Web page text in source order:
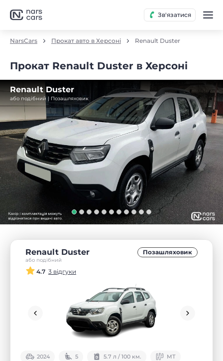
Зв'язатися
NarsCars Прокат авто в Херсоні Renault Duster
Прокат Renault Duster в Херсоні
Renault Duster
або подібний | Позашляховик
Renault Duster
або подібний
Позашляховик
4.7 3 відгуки
2024 5 5.7 л / 100 км. МТ